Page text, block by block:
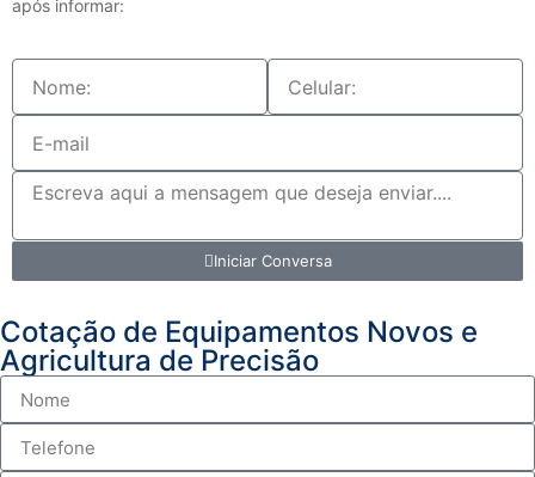
após informar:
Iniciar Conversa
Cotação de Equipamentos Novos e
Agricultura de Precisão